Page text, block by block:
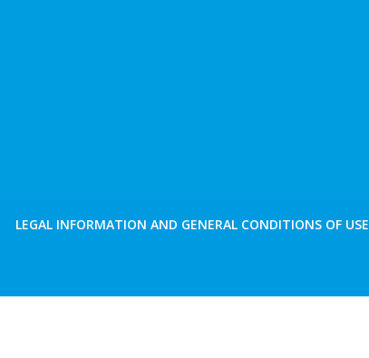
LEGAL INFORMATION AND GENERAL CONDITIONS OF USE